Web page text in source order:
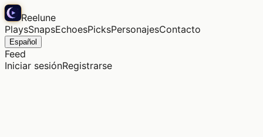
Reelune
PlaysSnapsEchoesPicksPersonajesContacto
Español
Feed
Iniciar sesiónRegistrarse